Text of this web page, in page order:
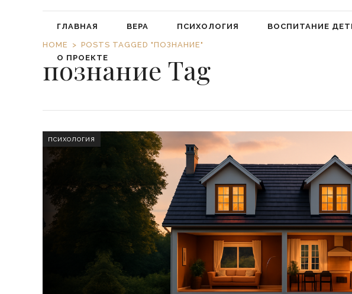
ГЛАВНАЯ ВЕРА ПСИХОЛОГИЯ ВОСПИТАНИЕ
О ПРОЕКТЕ
HOME POSTS TAGGED "ПОЗНАНИЕ"
познание Tag
ПСИХОЛОГИЯ